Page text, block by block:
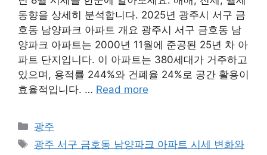
동향을 상세히 분석합니다. 2025년 광주시 서구 금
호동 남양파크 아파트 개요 광주시 서구 금호동 남
양파크 아파트는 2000년 11월에 준공된 25년 차 아
파트 단지입니다. 이 아파트는 380세대가 거주하고
있으며, 용적률 244%와 건폐율 24%로 공간 활용이
효율적입니다. … Read more
Categories
광주
Tags
광주 서구 금호동 남양파크 아파트 시세 변화와